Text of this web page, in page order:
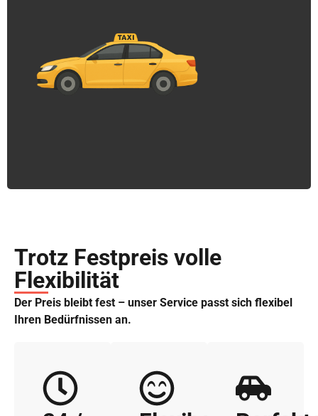
Trotz Festpreis volle
Flexibilität
Der Preis bleibt fest – unser Service passt sich flexibel
Ihren Bedürfnissen an.